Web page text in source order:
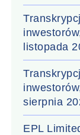
listopada
sierpnia
EPL